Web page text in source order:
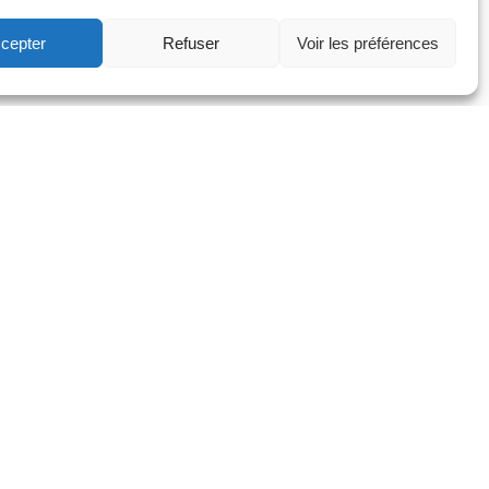
Refuser Voir les préférences